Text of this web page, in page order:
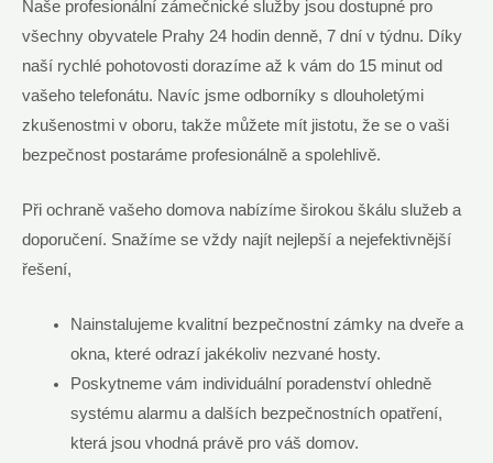
Naše profesionální zámečnické služby jsou dostupné ⁤pro
všechny ‌obyvatele Prahy 24 hodin⁣ denně, 7 dní v týdnu. Díky
naší rychlé pohotovosti dorazíme až k vám do 15⁣ minut od
vašeho telefonátu. Navíc jsme odborníky s dlouholetými
zkušenostmi v oboru, takže můžete mít⁢ jistotu, že se o vaši
bezpečnost‌ postaráme profesionálně a spolehlivě.
Při ochraně vašeho domova nabízíme širokou škálu služeb a
doporučení. Snažíme ‍se‌ vždy najít​ nejlepší a nejefektivnější
‌řešení,
Nainstalujeme kvalitní ​bezpečnostní zámky na⁤ dveře a
okna, které ‍odrazí jakékoliv nezvané hosty.
Poskytneme vám individuální ‌poradenství ohledně⁣
systému alarmu a dalších ​bezpečnostních opatření,
která jsou vhodná právě pro váš domov.